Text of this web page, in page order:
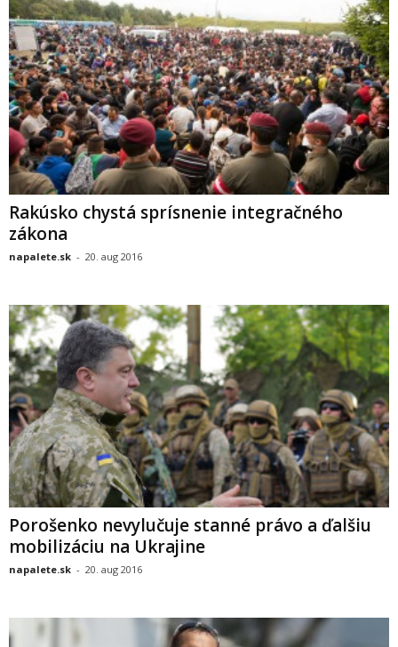
Rakúsko chystá sprísnenie integračného
zákona
napalete.sk - 20. aug 2016
Porošenko nevylučuje stanné právo a ďalšiu
mobilizáciu na Ukrajine
napalete.sk - 20. aug 2016